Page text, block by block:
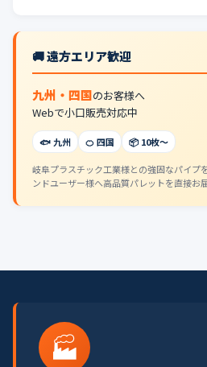
🚚 遠方エリア歓迎
九州・四国のお客様へ
Webで小口販売対応中
🐟 九州 🍊 四国 📦 10枚〜
岐阜プラスチック工業様との強固なパイプ
ンドユーザー様へ高品質パレットを直接お
🏭